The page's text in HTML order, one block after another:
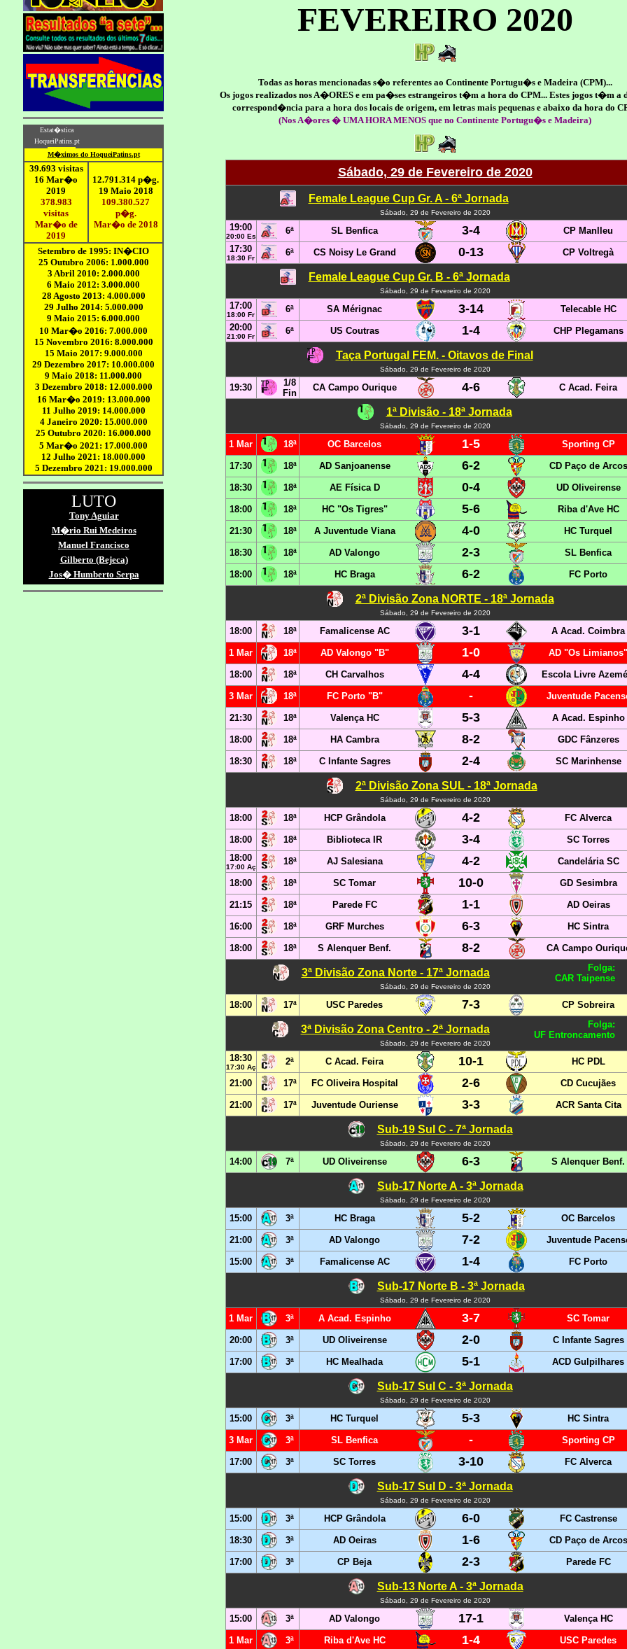
FEVEREIRO 2020
Todas as horas mencionadas s�o referentes ao Continente Portugu�s e Madeira (CPM)...
Os jogos realizados nos A�ORES e em pa�ses estrangeiros t�m a hora do CPM... Estes jogos t�m a
correspond�ncia para a hora dos locais de origem, em letras mais pequenas e abaixo da hora do
(Nos A�ores � UMA HORA MENOS que no Continente Portugu�s e Madeira)
Sábado, 29 de Fevereiro de 2020
Female League Cup Gr. A - 6ª Jornada
Sábado, 29 de Fevereiro de 2020
19:00
20:00 Es
6ª SL Benfica 3-4
CP Manlleu
17:30
18:30 Fr
6ª CS Noisy Le Grand 0-13 CP Voltregà
Female League Cup Gr. B - 6ª Jornada
Sábado, 29 de Fevereiro de 2020
17:00
18:00 Fr
6ª SA Mérignac 3-14
Telecable HC
20:00
21:00 Fr
6ª US Coutras 1-4 CHP Plegamans
Taça Portugal FEM. - Oitavos de Final
Sábado, 29 de Fevereiro de 2020
19:30
1/8
Fin
CA Campo Ourique 4-6 C Acad. Feira
1ª Divisão - 18ª Jornada
Sábado, 29 de Fevereiro de 2020
1 Mar 18ª OC Barcelos 1-5 Sporting CP
17:30 18ª AD Sanjoanense 6-2 CD Paço de Arcos
18:30 18ª AE Física D 0-4 UD Oliveirense
18:00 18ª HC "Os Tigres" 5-6 Riba d'Ave HC
21:30 18ª A Juventude Viana 4-0 HC Turquel
18:30 18ª AD Valongo 2-3 SL Benfica
18:00 18ª HC Braga 6-2 FC Porto
2ª Divisão Zona NORTE - 18ª Jornada
Sábado, 29 de Fevereiro de 2020
18:00 18ª Famalicense AC 3-1 A Acad. Coimbra
1 Mar 18ª AD Valongo "B" 1-0 AD "Os Limianos"
18:00 18ª CH Carvalhos 4-4 Escola Livre
3 Mar 18ª FC Porto "B" - Juventude
21:30 18ª Valença HC 5-3 A Acad. Espinho
18:00 18ª HA Cambra 8-2 GDC Fânzeres
18:30 18ª C Infante Sagres 2-4 SC Marinhense
2ª Divisão Zona SUL - 18ª Jornada
Sábado, 29 de Fevereiro de 2020
18:00 18ª HCP Grândola 4-2 FC Alverca
18:00 18ª Biblioteca IR 3-4
SC Torres
18:00
17:00 Aç
18ª AJ Salesiana 4-2 Candelária SC
18:00 18ª SC Tomar 10-0 GD Sesimbra
21:15 18ª Parede FC 1-1 AD Oeiras
16:00 18ª GRF Murches 6-3 HC Sintra
18:00 18ª S Alenquer Benf. 8-2 CA Campo
3ª Divisão Zona Norte - 17ª Jornada
Folga:
CAR Taipense
Sábado, 29 de Fevereiro de 2020
18:00 17ª USC Paredes 7-3 CP Sobreira
3ª Divisão Zona Centro - 2ª Jornada
Folga:
UF Entroncamento
Sábado, 29 de Fevereiro de 2020
18:30
17:30 Aç
2ª C Acad. Feira 10-1 HC PDL
21:00 17ª FC Oliveira Hospital 2-6 CD Cucujães
21:00 17ª Juventude Ouriense 3-3 ACR Santa Cita
Sub-19 Sul C - 7ª Jornada
Sábado, 29 de Fevereiro de 2020
14:00 7ª UD Oliveirense 6-3 S Alenquer Benf.
Sub-17 Norte A - 3ª Jornada
Sábado, 29 de Fevereiro de 2020
15:00 3ª HC Braga 5-2 OC Barcelos
21:00 3ª AD Valongo 7-2 Juventude
15:00 3ª Famalicense AC 1-4 FC Porto
Sub-17 Norte B - 3ª Jornada
Sábado, 29 de Fevereiro de 2020
1 Mar 3ª A Acad. Espinho 3-7 SC Tomar
20:00 3ª UD Oliveirense 2-0 C Infante Sagres
17:00 3ª HC Mealhada 5-1 ACD Gulpilhares
Sub-17 Sul C - 3ª Jornada
Sábado, 29 de Fevereiro de 2020
15:00 3ª HC Turquel 5-3 HC Sintra
3 Mar 3ª SL Benfica - Sporting CP
17:00 3ª SC Torres 3-10 FC Alverca
Sub-17 Sul D - 3ª Jornada
Sábado, 29 de Fevereiro de 2020
15:00 3ª HCP Grândola 6-0 FC Castrense
18:30 3ª AD Oeiras 1-6 CD Paço de Arcos
17:00 3ª CP Beja 2-3 Parede FC
Sub-13 Norte A - 3ª Jornada
Sábado, 29 de Fevereiro de 2020
15:00 3ª AD Valongo 17-1 Valença HC
1 Mar 3ª Riba d'Ave HC 1-4 USC Paredes